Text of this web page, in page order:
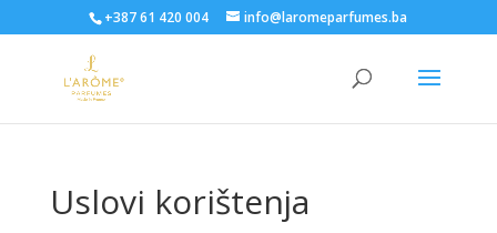
+387 61 420 004 info@laromeparfumes.ba
Uslovi korištenja